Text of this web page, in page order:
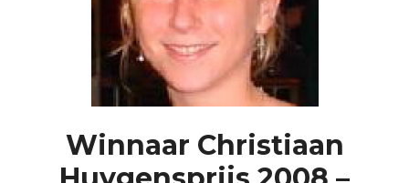
Winnaar Christiaan